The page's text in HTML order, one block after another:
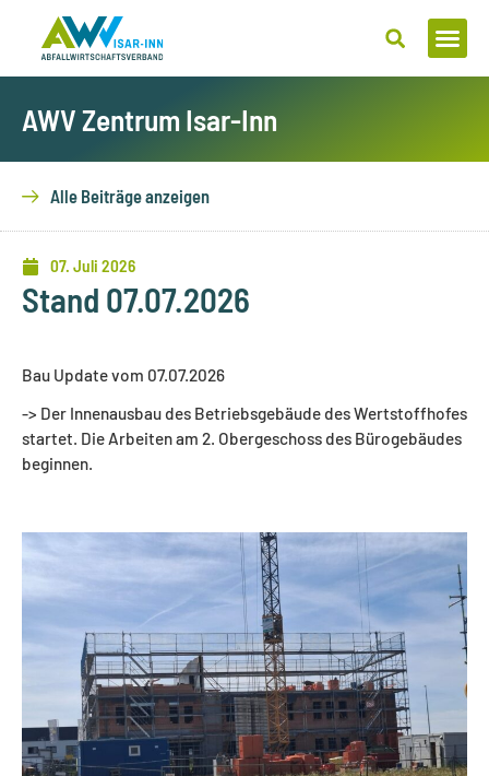
springen
AWV Zentrum Isar-Inn
Alle Beiträge anzeigen
07. Juli 2026
Stand 07.07.2026
Bau Update vom 07.07.2026
-> Der Innenausbau des Betriebsgebäude des Wertstoffhofes
startet. Die Arbeiten am 2. Obergeschoss des Bürogebäudes
beginnen.